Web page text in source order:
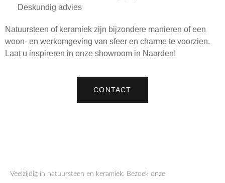
Deskundig advies
Natuursteen of keramiek zijn bijzondere manieren of een
woon- en werkomgeving van sfeer en charme te voorzien.
Laat u inspireren in onze showroom in Naarden!
CONTACT
Veelzijdig in natuursteen en keramiek. Bezoek onze